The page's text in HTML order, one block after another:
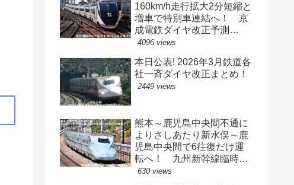
160km/h走行拡大2分短縮と
増車で特別車連結へ！ 京
成電鉄ダイヤ改正予測
(2029年以降予定)
4096 views
本日公表! 2026年3月鉄道各
社一斉ダイヤ改正まとめ！
2449 views
熊本～鹿児島中央間不通に
よりさしあたり新水俣～鹿
児島中央間で6往復だけ運
転へ！ 九州新幹線臨時ダ
イヤ運転(2026年8月)
630 views